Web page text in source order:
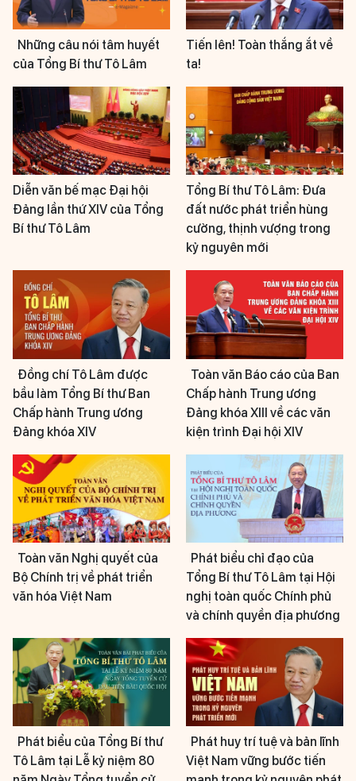
Những câu nói tâm huyết
của Tổng Bí thư Tô Lâm
Tiến lên! Toàn thắng ắt về
ta!
Diễn văn bế mạc Đại hội
Đảng lần thứ XIV của Tổng
Bí thư Tô Lâm
Tổng Bí thư Tô Lâm: Đưa
đất nước phát triển hùng
cường, thịnh vượng trong
kỷ nguyên mới
Đồng chí Tô Lâm được
bầu làm Tổng Bí thư Ban
Chấp hành Trung ương
Đảng khóa XIV
Toàn văn Báo cáo của Ban
Chấp hành Trung ương
Đảng khóa XIII về các văn
kiện trình Đại hội XIV
Toàn văn Nghị quyết của
Bộ Chính trị về phát triển
văn hóa Việt Nam
Phát biểu chỉ đạo của
Tổng Bí thư Tô Lâm tại Hội
nghị toàn quốc Chính phủ
và chính quyền địa phương
Phát biểu của Tổng Bí thư
Tô Lâm tại Lễ kỷ niệm 80
Phát huy trí tuệ và bản lĩnh
Việt Nam vững bước tiến